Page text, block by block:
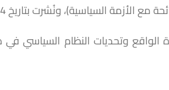
السياسية)، ونُشرت بتاريخ 4 أبريل 2020م.
وتحديات النظام السياسي